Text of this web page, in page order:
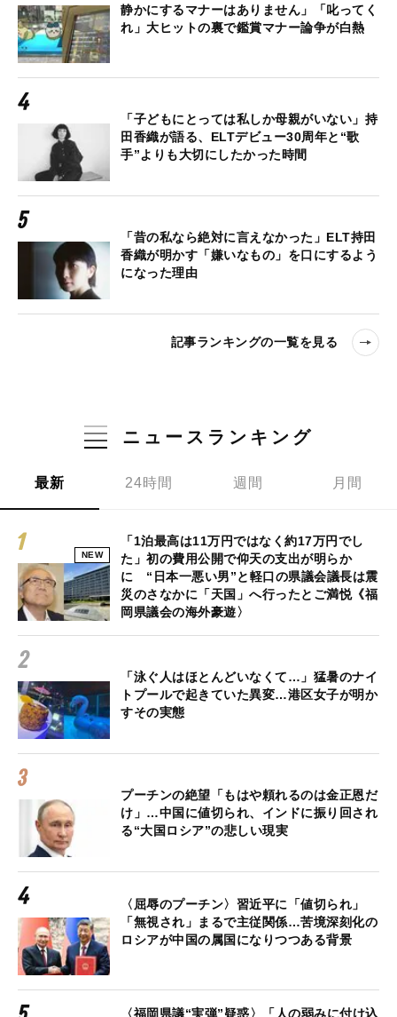
静かにするマナーはありません」「叱ってく
れ」大ヒットの裏で鑑賞マナー論争が白熱
「子どもにとっては私しか母親がいない」持
田香織が語る、ELTデビュー30周年と“歌
手”よりも大切にしたかった時間
「昔の私なら絶対に言えなかった」ELT持田
香織が明かす「嫌いなもの」を口にするよう
になった理由
記事ランキングの一覧を見る
ニュースランキング
最新 24時間 週間 月間
NEW
「1泊最高は11万円ではなく約17万円でし
た」初の費用公開で仰天の支出が明らか
に “日本一悪い男”と軽口の県議会議長は震
災のさなかに「天国」へ行ったとご満悦《福
岡県議会の海外豪遊〉
「泳ぐ人はほとんどいなくて…」猛暑のナイ
トプールで起きていた異変…港区女子が明か
すその実態
プーチンの絶望「もはや頼れるのは金正恩だ
け」…中国に値切られ、インドに振り回され
る“大国ロシア”の悲しい現実
〈屈辱のプーチン〉習近平に「値切られ」
「無視され」まるで主従関係…苦境深刻化の
ロシアが中国の属国になりつつある背景
〈福岡県議“実弾”疑惑〉「人の弱みに付け込